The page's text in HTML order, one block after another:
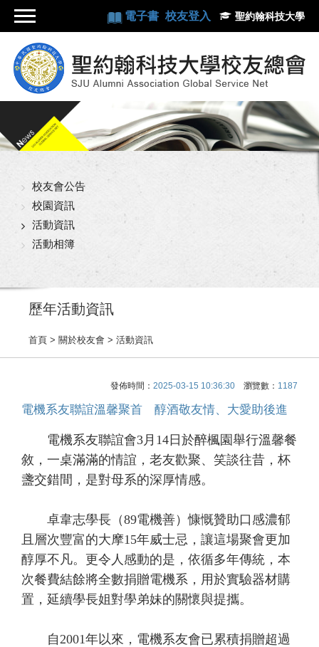
電子書 校友登入 聖約翰科技大學
校友會公告
校園資訊
活動資訊
活動相簿
歷年活動資訊
首頁 > 關於校友會 > 活動資訊
發佈時間： 2025-03-15 10:36:30 瀏覽數： 1187
電機系友聯誼溫馨聚首 醇酒敬友情、大愛助後進
電機系友聯誼會3月14日於醉楓園舉行溫馨餐
敘，一桌滿滿的情誼，老友歡聚、笑談往昔，杯
盞交錯間，是對母系的深厚情感。
卓韋志學長（89電機善）慷慨贊助口感濃郁
且層次豐富的大摩15年威士忌，讓這場聚會更加
醇厚不凡。更令人感動的是，依循多年傳統，本
次餐費結餘將全數捐贈電機系，用於實驗器材購
置，延續學長姐對學弟妹的關懷與提攜。
自2001年以來，電機系友會已累積捐贈超過